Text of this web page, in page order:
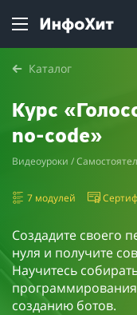
Каталог
Курс
no-code»
Видеоуроки /
7 модулей
Создадите своего
нуля и получите
Научитесь
программирования
созданию ботов.